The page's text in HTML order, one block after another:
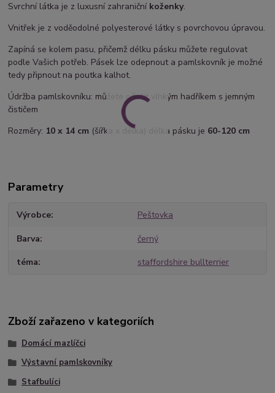
Svrchní látka je z luxusní zahraničníkoženky.
Vnitřek je z voděodolné polyesterové látky s povrchovou úpravou.
Zapíná se kolem pasu, přičemž délku pásku můžete regulovat
podle Vašich potřeb. Pásek lze odepnout a pamlskovník je možné
tedy připnout na poutka kalhot.
Údržba pamlskovníku: můžete očistit vlhkým hadříkem s jemným
čističem
Rozměry: 10 x 14 cm (šířka x délka) délka pásku je 60-120 cm
Parametry
Výrobce Peštovka
Barva černý
téma staffordshire bullterrier
Zboží zařazeno v kategoriích
Domácí mazlíčci
Výstavní pamlskovníky
Stafbulíci